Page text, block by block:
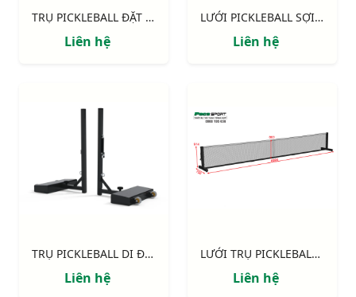
TRỤ PICKLEBALL ĐẶT NỔI | ỐNG KẼM 80 X 80MM S26222V
Liên hệ
LƯỚI PICKLEBALL SỢI 3.0MM 0.9m x 6.7m
Liên hệ
TRỤ PICKLEBALL DI ĐỘNG ĐỐI TRỌNG THÉP 62KG
Liên hệ
LƯỚI TRỤ PICKLEBALL THI ĐẤU DI ĐỘNG THÉP (kèm lưới)
Liên hệ